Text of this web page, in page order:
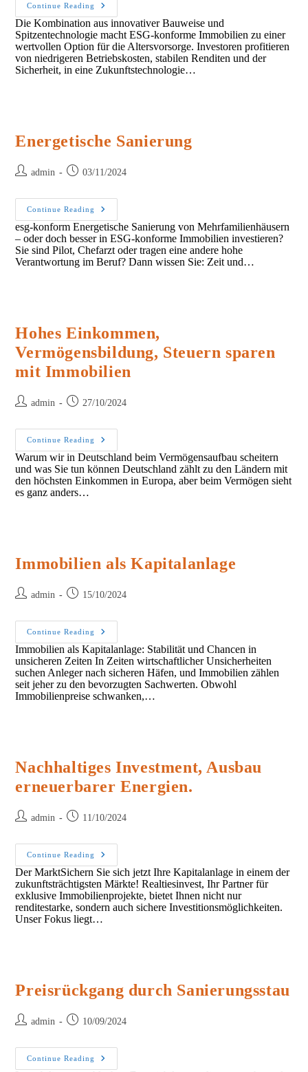
Continue Reading
Innovative
Bauweise
Und
Spitzentechnologie
Im
Immobiliensektor
Die Kombination aus innovativer Bauweise und
Spitzentechnologie macht ESG-konforme Immobilien zu einer
wertvollen Option für die Altersvorsorge. Investoren profitieren
von niedrigeren Betriebskosten, stabilen Renditen und der
Sicherheit, in eine Zukunftstechnologie…
Energetische Sanierung
Postadmin
Post03/11/2024
Continue Reading
Energetische
Sanierung
esg-konform Energetische Sanierung von Mehrfamilienhäusern
– oder doch besser in ESG-konforme Immobilien investieren?
Sie sind Pilot, Chefarzt oder tragen eine andere hohe
Verantwortung im Beruf? Dann wissen Sie: Zeit und…
Hohes Einkommen,
Vermögensbildung, Steuern sparen
mit Immobilien
Postadmin
Post 27/10/2024
Continue Reading
Hohes
Einkommen,
Vermögensbildung,
Steuern
Sparen
Warum wir in Deutschland beim Vermögensaufbau scheitern
und was Sie tun können Deutschland zählt zu den Ländern mit
den höchsten Einkommen in Europa, aber beim Vermögen sieht
es ganz anders…
Immobilien als Kapitalanlage
Postadmin
Post 15/10/2024
Continue Reading
Immobilien
Als
Kapitalanlage
Immobilien als Kapitalanlage: Stabilität und Chancen in
unsicheren Zeiten In Zeiten wirtschaftlicher Unsicherheiten
suchen Anleger nach sicheren Häfen, und Immobilien zählen
seit jeher zu den bevorzugten Sachwerten. Obwohl
Immobilienpreise schwanken,…
Nachhaltiges Investment, Ausbau
erneuerbarer Energien.
Postadmin
Post 11/10/2024
Continue Reading
Nachhaltiges
Investment,
Ausbau
Erneuerbarer
Energien.
Der MarktSichern Sie sich jetzt Ihre Kapitalanlage in einem der
zukunftsträchtigsten Märkte! Realtiesinvest, Ihr Partner für
exklusive Immobilienprojekte, bietet Ihnen nicht nur
renditestarke, sondern auch sichere Investitionsmöglichkeiten.
Unser Fokus liegt…
Preisrückgang durch Sanierungsstau
Postadmin
Post 10/09/2024
Continue Reading
Preisrückgang
Durch